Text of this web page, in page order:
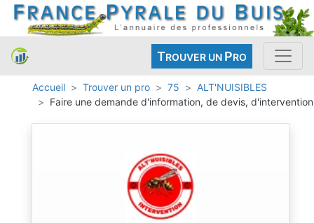
TROUVER UN PRO
Accueil Trouver un pro 75
ALT'NUISIBLES
Faire une demande d'information, de devis, d'intervention